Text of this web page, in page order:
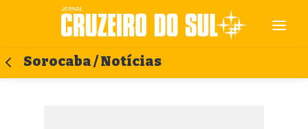
Sorocaba / Notícias